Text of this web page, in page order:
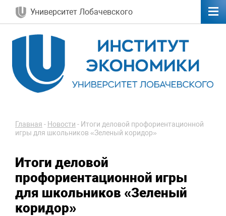
Университет Лобачевского
Главная - Новости - Итоги деловой профориентационной
игры для школьников «Зеленый коридор»
Итоги деловой
профориентационной игры
для школьников «Зеленый
коридор»